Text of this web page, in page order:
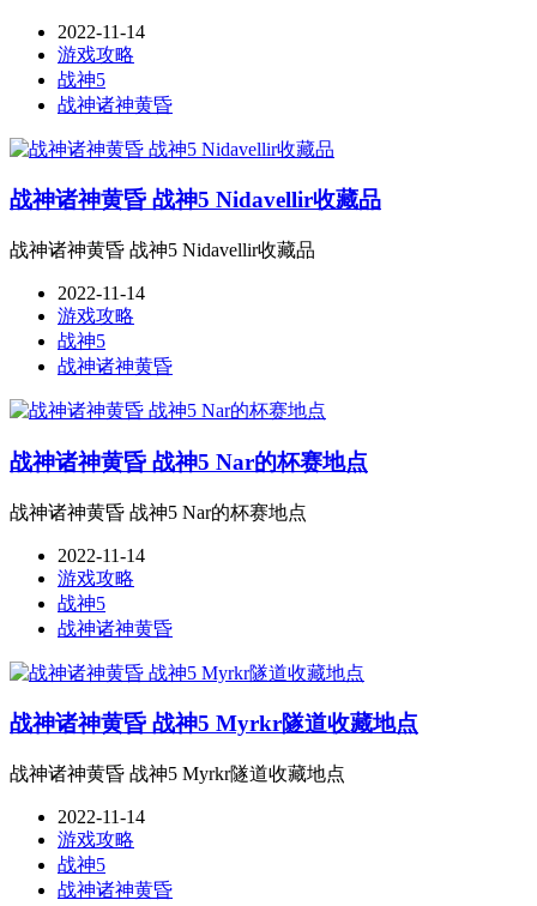
2022-11-14
游戏攻略
战神5
战神诸神黄昏
战神诸神黄昏 战神5 Nidavellir收藏品
战神诸神黄昏 战神5 Nidavellir收藏品
2022-11-14
游戏攻略
战神5
战神诸神黄昏
战神诸神黄昏 战神5 Nar的杯赛地点
战神诸神黄昏 战神5 Nar的杯赛地点
2022-11-14
游戏攻略
战神5
战神诸神黄昏
战神诸神黄昏 战神5 Myrkr隧道收藏地点
战神诸神黄昏 战神5 Myrkr隧道收藏地点
2022-11-14
游戏攻略
战神5
战神诸神黄昏